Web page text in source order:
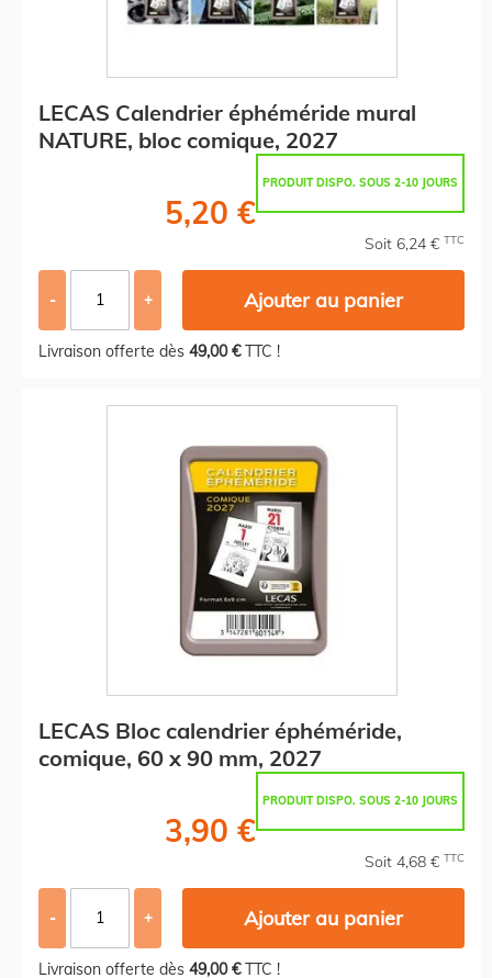
LECAS Calendrier éphéméride mural
NATURE, bloc comique, 2027
PRODUIT DISPO. SOUS 2-10 JOURS
5,20 €
Soit 6,24 € TTC
- + Ajouter au panier
Livraison offerte dès 49,00 €TTC !
LECAS Bloc calendrier éphéméride,
comique, 60 x 90 mm, 2027
PRODUIT DISPO. SOUS 2-10 JOURS
3,90 €
Soit 4,68 € TTC
- + Ajouter au panier
Livraison offerte dès 49,00 €TTC !